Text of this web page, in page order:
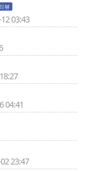
뷰
03:43
04:41
23:47